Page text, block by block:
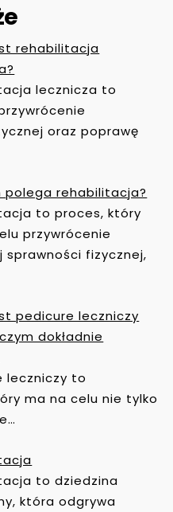
rehabilitacja
lecznicza to
oraz poprawę
polega rehabilitacja?
to proces, który
przywrócenie
sprawności fizycznej,
pedicure leczniczy
dokładnie
leczniczy to
ma na celu nie tylko
to dziedzina
która odgrywa